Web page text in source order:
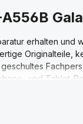
erhalten und
Originalteile,
und Tablet-